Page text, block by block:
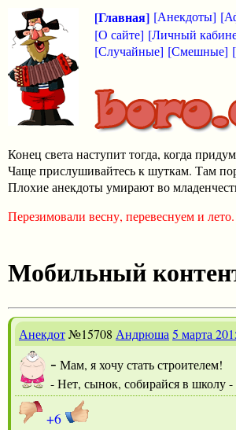
[Главная] [Анекдоты]
[О сайте] [Личный
[Случайные] [Смешные]
Конец света наступит тогда, когда
Чаще прислушивайтесь к шуткам. Там
Плохие анекдоты умирают во
Перезимовали весну, перевеснуем и лето.
Мобильный
Анекдот№15708 Андрюша 5 марта
- Мам, я хочу стать строителем!
- Нет, сынок, собирайся в школу
+6